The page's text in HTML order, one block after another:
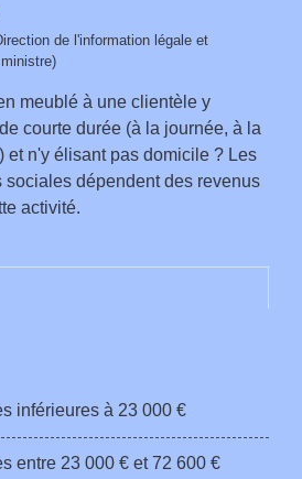
de l'information légale et
meublé à une clientèle y
courte durée (à la journée, à la
et n'y élisant pas domicile ? Les
sociales dépendent des revenus
activité.
inférieures à 23 000 €
entre 23 000 € et 72 600 €